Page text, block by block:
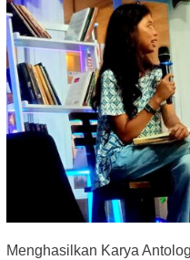
Menghasilkan Karya